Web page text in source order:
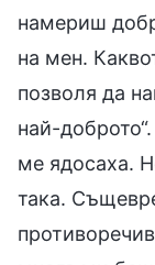
намериш
на мен.
позволя да
най-
ме ядосаха.
така.